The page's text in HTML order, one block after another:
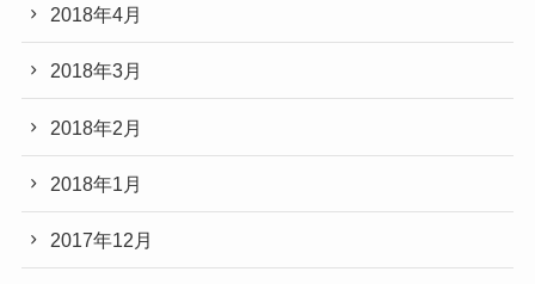
2018年4月
2018年3月
2018年2月
2018年1月
2017年12月